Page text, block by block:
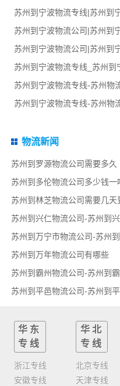
苏州到宁波物流专线|苏州到
苏州到宁波物流公司|苏州到
苏州到宁波物流公司|苏州到
苏州到宁波物流专线_苏州到
苏州到宁波物流专线-苏州物
苏州到宁波物流专线-苏州物
物流新闻
苏州到罗源物流公司需要多久
苏州到多伦物流公司多少钱一
苏州到林芝物流公司需要几天
苏州到兴仁物流公司-苏州到
苏州到万年物流公司有哪些
苏州到霸州物流公司-苏州到
苏州到平邑物流公司-苏州到
华东
专线
浙江专线
安徽专线
华北
专线
北京专线
天津专线